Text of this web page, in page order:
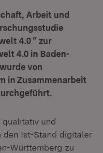
Arbeit und
4.0 “ zur
4.0 in Baden-
von
in Zusammenarbeit
qualitativ und
den Ist-Stand digitaler
Württemberg zu